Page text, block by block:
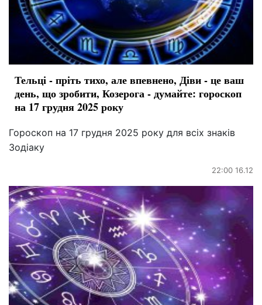
Тельці - пріть тихо, але впевнено, Діви - це ваш
день, що зробити, Козерога - думайте: гороскоп
на 17 грудня 2025 року
Гороскоп на 17 грудня 2025 року для всіх знаків
Зодіаку
22:00 16.12